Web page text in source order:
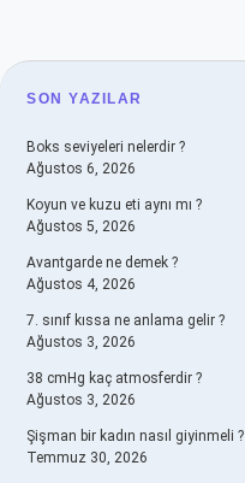
SIDEBAR
SON YAZILAR
Boks seviyeleri nelerdir ?
Ağustos 6, 2026
Koyun ve kuzu eti aynı mı ?
Ağustos 5, 2026
Avantgarde ne demek ?
Ağustos 4, 2026
7. sınıf kıssa ne anlama gelir ?
Ağustos 3, 2026
38 cmHg kaç atmosferdir ?
Ağustos 3, 2026
Şişman bir kadın nasıl giyinmeli ?
Temmuz 30, 2026